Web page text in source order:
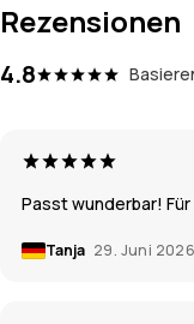
Rezensionen
4.8
Passt wunderbar!
Tanja 29. Juni 2026